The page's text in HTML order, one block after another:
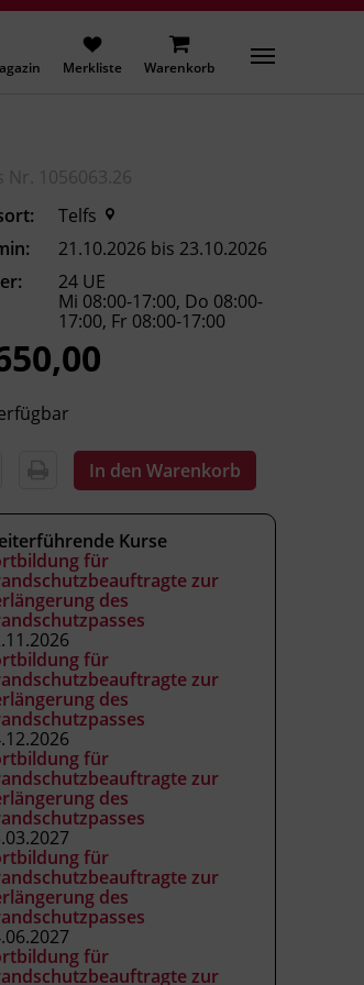
Merkliste Warenkorb
Nr. 1056063.26
Telfs
21.10.2026 bis 23.10.2026
24 UE
Mi 08:00-17:00, Do 08:00-
17:00, Fr 08:00-17:00
650,00
In den Warenkorb
Kurse
für
zur
des
für
zur
des
für
zur
des
für
zur
des
für
zur